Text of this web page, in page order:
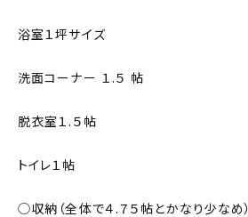
浴室１坪サイズ
洗面コーナー １.５ 帖
脱衣室１.５帖
トイレ１帖
◯収納（全体で４.７５帖とかなり少なめ）